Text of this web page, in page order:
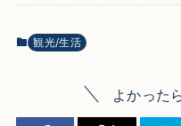
観光/生活
よかった